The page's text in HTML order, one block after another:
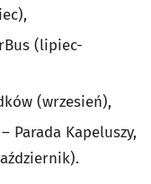
(lipiec-
(wrzesień),
– Parada Kapeluszy,